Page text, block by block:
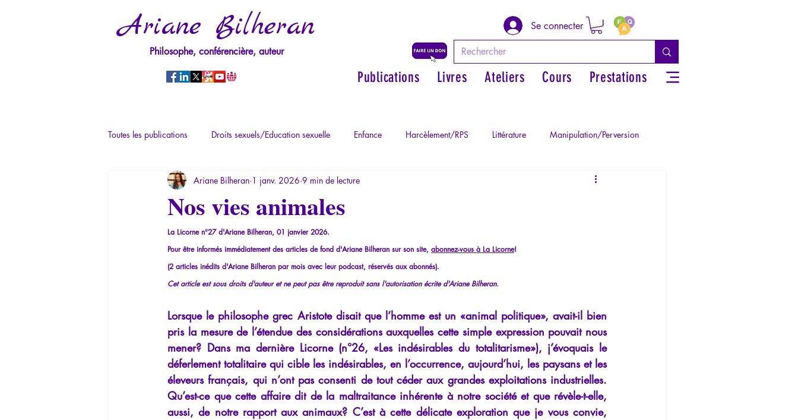
Ariane Bilheran
Philosophe, conférencière, auteur
Se connecter
Publications Livres Ateliers Cours Prestations
Toutes les publications Droits sexuels/Education sexuelle Enfance Harcèlement/RPS Littérature Manipulation/Perversion
Mythologie - Savoir des Anciens Philosopher par les mythes grecs
Psychopathologie du Pouvoir Psychopathologie du Totalitarisme
Articles Interviews Psychopathologie de l'Autorité Recensions
Allemand Grec Intelligence artificielle
Nos vies animales
Ariane Bilheran 1 janv. 2026 9 min de lecture
La Licorne n°27 d'Ariane Bilheran, 01 janvier 2026.
Pour être informés immédiatement des articles de fond d'Ariane Bilheran sur son site, abonnez-vous à La Licorne!
(2 articles inédits d'Ariane Bilheran par mois avec leur podcast, réservés aux abonnés).
Cet article est sous droits d'auteur et ne peut pas être reproduit sans l'autorisation écrite d'Ariane Bilheran.
Lorsque le philosophe grec Aristote disait que l’homme est un «animal politique», avait-il bien
pris la mesure de l’étendue des considérations auxquelles cette simple expression pouvait nous
mener? Dans ma dernière Licorne (n°26, «Les indésirables du totalitarisme»), j’évoquais le
déferlement totalitaire qui cible les indésirables, en l’occurrence, aujourd’hui, les paysans et les
éleveurs français, qui n’ont pas consenti de tout céder aux grandes exploitations industrielles.
Qu’est-ce que cette affaire dit de la maltraitance inhérente à notre société et que révèle-t-elle,
aussi, de notre rapport aux animaux? C’est à cette délicate exploration que je vous convie,